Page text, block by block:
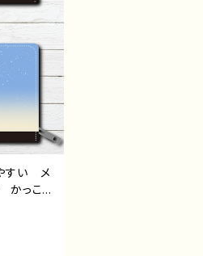
すい メ
っこい
綺麗
気 イラ
ジナ